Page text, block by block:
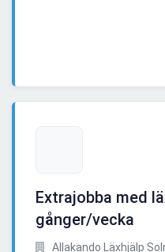
Extrajobba med
gånger/vecka
Allakando Läxhjälp